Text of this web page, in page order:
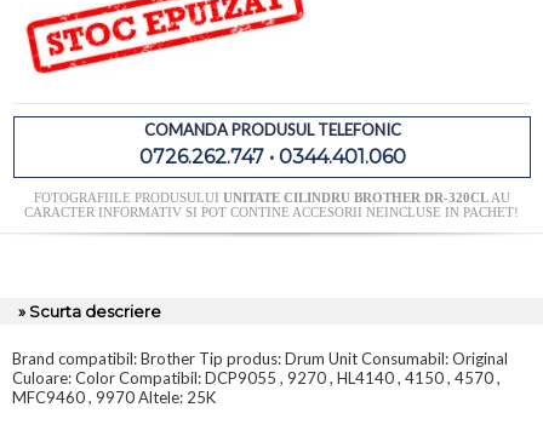
COMANDA PRODUSUL TELEFONIC
0726.262.747 • 0344.401.060
FOTOGRAFIILE PRODUSULUI UNITATE CILINDRU BROTHER DR-320CLAU
CARACTER INFORMATIV SI POT CONTINE ACCESORII NEINCLUSE IN PACHET!
» Scurta descriere
Brand compatibil: Brother Tip produs: Drum Unit Consumabil: Original
Culoare: Color Compatibil: DCP9055 , 9270 , HL4140 , 4150 , 4570 ,
MFC9460 , 9970 Altele: 25K